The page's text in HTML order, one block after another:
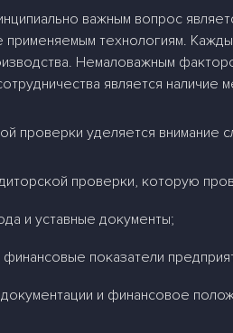
важным вопрос
применяемым технологиям.
Немаловажным
является
проверки уделяется внимание
проверки, которую
и уставные документы;
показатели
документации и финансовое